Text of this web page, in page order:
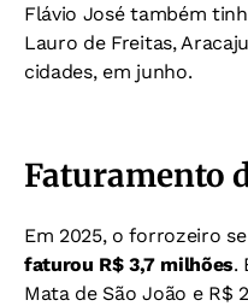
Flávio José também
Lauro de Freitas,
cidades, em junho.
Faturamento
Em 2025, o forrozeiro
faturou R$ 3,7 milhões.
Mata de São João e R$